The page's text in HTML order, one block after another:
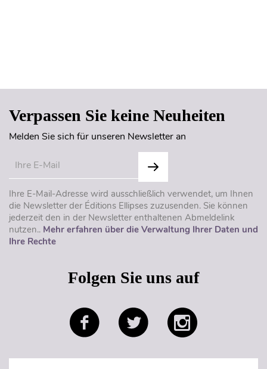
Verpassen Sie keine Neuheiten
Melden Sie sich für unseren Newsletter an
Ihre E-Mail-Adresse wird ausschließlich verwendet, um Ihnen
die Newsletter der Éditions Ellipses zuzusenden. Sie können
jederzeit den in der Newsletter enthaltenen Abmeldelink
nutzen.. Mehr erfahren über die Verwaltung Ihrer Daten und
Ihre Rechte
Folgen Sie uns auf